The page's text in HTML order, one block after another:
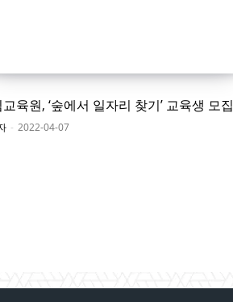
육원, ‘숲에서 일자리 찾기’ 교육생 모집
- 2022-04-07